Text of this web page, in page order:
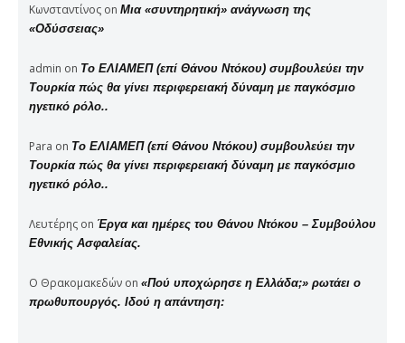
Κωνσταντίνος on Μια «συντηρητική» ανάγνωση της
«Οδύσσειας»
admin on Το ΕΛΙΑΜΕΠ (επί Θάνου Ντόκου) συμβουλεύει την
Τουρκία πώς θα γίνει περιφερειακή δύναμη με παγκόσμιο
ηγετικό ρόλο..
Para on Το ΕΛΙΑΜΕΠ (επί Θάνου Ντόκου) συμβουλεύει την
Τουρκία πώς θα γίνει περιφερειακή δύναμη με παγκόσμιο
ηγετικό ρόλο..
Λευτέρης on Έργα και ημέρες του Θάνου Ντόκου – Συμβούλου
Εθνικής Ασφαλείας.
Ο Θρακομακεδών on «Πού υποχώρησε η Ελλάδα;» ρωτάει ο
πρωθυπουργός. Ιδού η απάντηση: